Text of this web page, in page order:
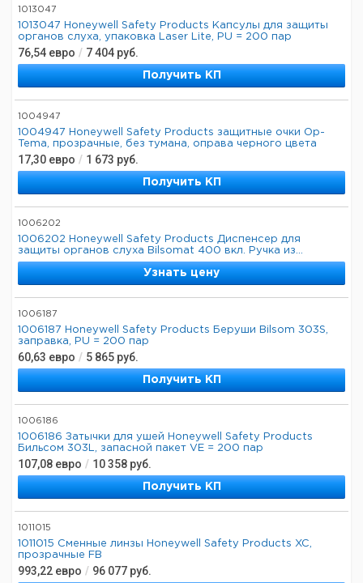
1013047
1013047 Honeywell Safety Products Капсулы для защиты
органов слуха, упаковка Laser Lite, PU = 200 пар
76,54 евро / 7 404 руб.
Получить КП
1004947
1004947 Honeywell Safety Products защитные очки Op-
Tema, прозрачные, без тумана, оправа черного цвета
17,30 евро / 1 673 руб.
Получить КП
1006202
1006202 Honeywell Safety Products Диспенсер для
защиты органов слуха Bilsomat 400 вкл. Ручка из...
Узнать цену
1006187
1006187 Honeywell Safety Products Беруши Bilsom 303S,
заправка, PU = 200 пар
60,63 евро / 5 865 руб.
Получить КП
1006186
1006186 Затычки для ушей Honeywell Safety Products
Бильсом 303L, запасной пакет VE = 200 пар
107,08 евро / 10 358 руб.
Получить КП
1011015
1011015 Сменные линзы Honeywell Safety Products XC,
прозрачные FB
993,22 евро / 96 077 руб.